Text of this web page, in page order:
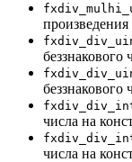
беззнакового
беззнакового
числа на
числа на